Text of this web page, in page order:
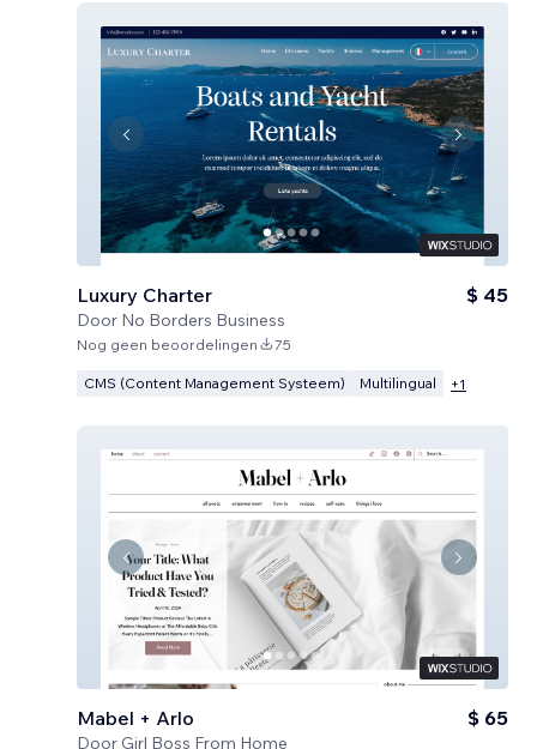
Luxury Charter
Door No Borders Business
$ 45
Nog geen beoordelingen 75
CMS (Content Management Systeem) Multilingual +1
Mabel + Arlo
Door Girl Boss From Home
$ 65